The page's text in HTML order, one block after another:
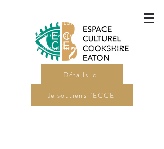
Je soutiens l'ECCE
L'Espace culturel Cookshire-Eaton
a lancé son appel de dossiers pour sa
programmation en arts visuels 2027.
Détails ici